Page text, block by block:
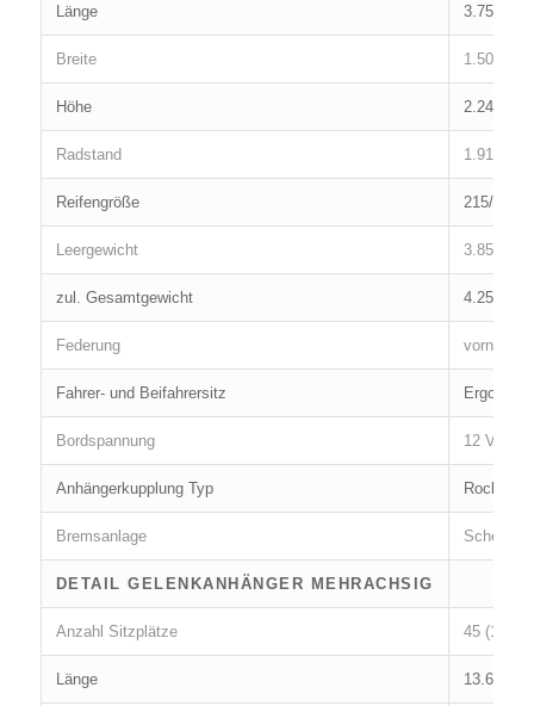
Länge 3.756 mm
Breite 1.500 mm
Höhe 2.248 mm
Radstand 1.915 mm
Reifengröße 215/70
Leergewicht 3.850 kg
zul. Gesamtgewicht 4.250 kg
Federung vorne
Fahrer- und Beifahrersitz Ergo Sitz
Bordspannung 12 Volt
Anhängerkupplung Typ Rockinger
Bremsanlage
DETAIL GELENKANHÄNGER MEHRACHSIG
Anzahl Sitzplätze 45 (15
Länge 13.630